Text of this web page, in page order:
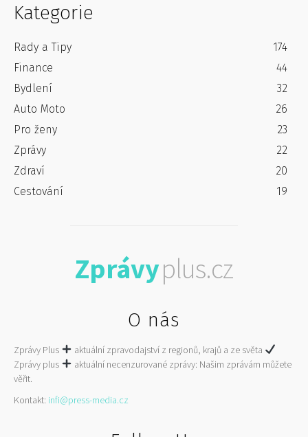
Kategorie
Rady a Tipy
174
Finance
44
Bydlení
32
Auto Moto
26
Pro ženy
23
Zprávy
22
Zdraví
20
Cestování
19
Zprávyplus.cz
O nás
Zprávy Plus
aktuální zpravodajství z regionů, krajů a ze světa
Zprávy plus
aktuální necenzurované zprávy: Našim zprávám můžete
věřit.
Kontakt: infi@press-media.cz